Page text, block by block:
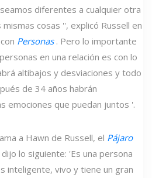
diferentes a cualquier otra
cosas '', explicó Russell en
Personas . Pero lo importante
en una relación es con lo
altibajos y desviaciones y todo
de 34 años habrán
emociones que puedan juntos '.
a Hawn de Russell, el Pájaro
lo siguiente: 'Es una persona
inteligente, vivo y tiene un gran